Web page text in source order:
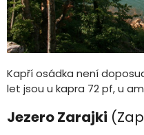
Kapří osádka není
let jsou u kapra 72 pf, u
Jezero Zarajki